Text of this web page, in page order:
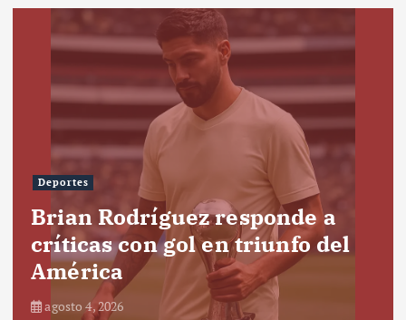
Deportes
Brian Rodríguez responde a
críticas con gol en triunfo del
América
agosto 4, 2026